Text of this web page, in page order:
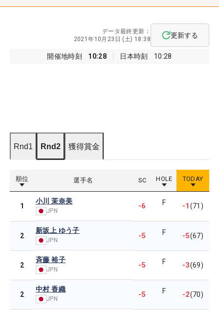
開催地時刻 10:28 日本時刻 10:28
データ最終更新：
2021年10月23日 (土) 18:38
更新する
Rnd1 Rnd2 獲得賞金
順位 選手名 SC HOLE TODAY
1
小川 茉奈美
JPN
-6 F -1(71)
2
新坂上 ゆう子
JPN -5 F -5(67)
2
斉藤 裕子
JPN -5 F -3(69)
2
中村 香織
JPN -5 F -2(70)